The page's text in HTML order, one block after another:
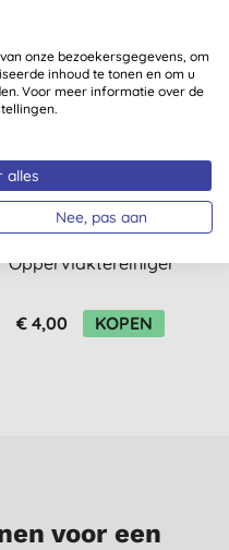
Miniml Antibacteriële
Oppervlaktereiniger
€ 4,00
KOPEN
voor een
onze bezoekersgegevens, om
inhoud te tonen en om u
Voor meer informatie over de
alles
Nee, pas aan